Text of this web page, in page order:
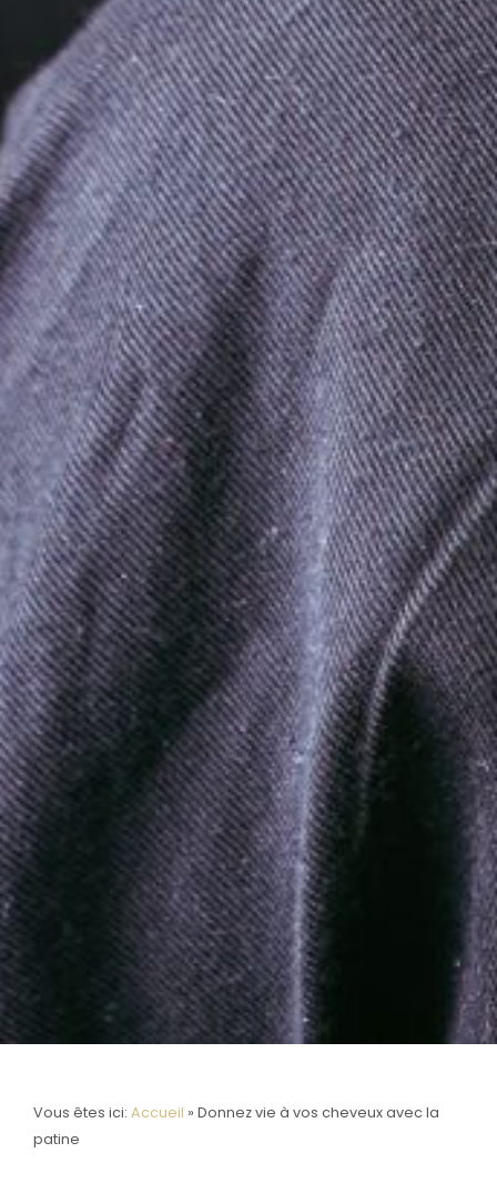
Vous êtes ici: Accueil » Donnez vie à vos cheveux avec la
patine